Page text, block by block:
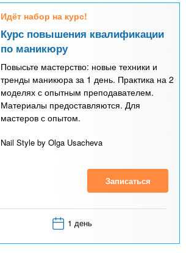
Идёт набор на курс!
Курс повышения квалификации
по маникюру
Повысьте мастерство: новые техники и
тренды маникюра за 1 день. Практика на 2
моделях с опытным преподавателем.
Материалы предоставляются. Для
мастеров с опытом.
Nail Style by Olga Usacheva
Записаться
1 день